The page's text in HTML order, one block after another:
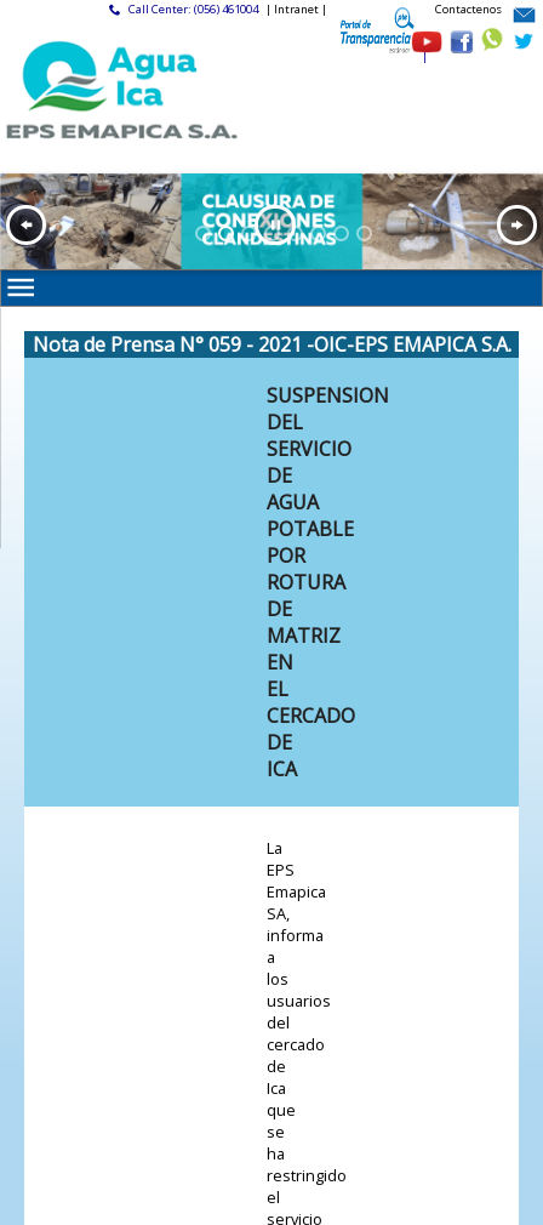
Call Center: (056) 461004 | Intranet |
|
Contactenos
Nota de Prensa N° 059 - 2021 -OIC-EPS EMAPICA S.A.
SUSPENSION
DEL
SERVICIO
DE
AGUA
POTABLE
POR
ROTURA
DE
MATRIZ
EN
EL
CERCADO
DE
ICA
La
EPS
Emapica
SA,
informa
a
los
usuarios
del
cercado
de
Ica
que
se
ha
restringido
el
servicio